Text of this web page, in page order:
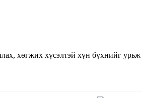
хөгжих хүсэлтэй хүн бүхнийг